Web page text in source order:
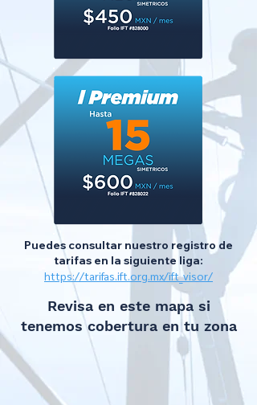
Puedes consultar nuestro registro de
tarifas en la siguiente liga:
https://tarifas.ift.org.mx/ift_visor/
Revisa en este mapa si
tenemos cobertura en tu zona